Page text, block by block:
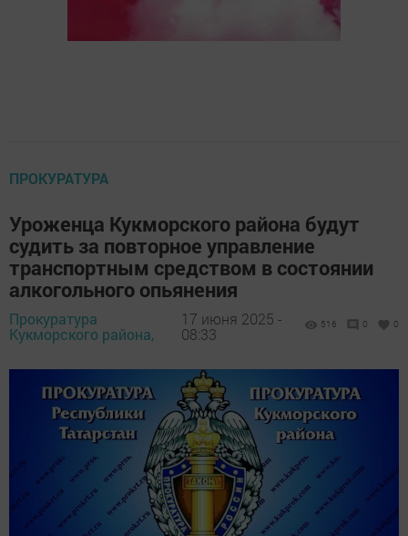
ПРОКУРАТУРА
Уроженца Кукморского района будут
судить за повторное управление
транспортным средством в состоянии
алкогольного опьянения
Прокуратура
Кукморского района,
17 июня 2025 -
08:33
516 0 0